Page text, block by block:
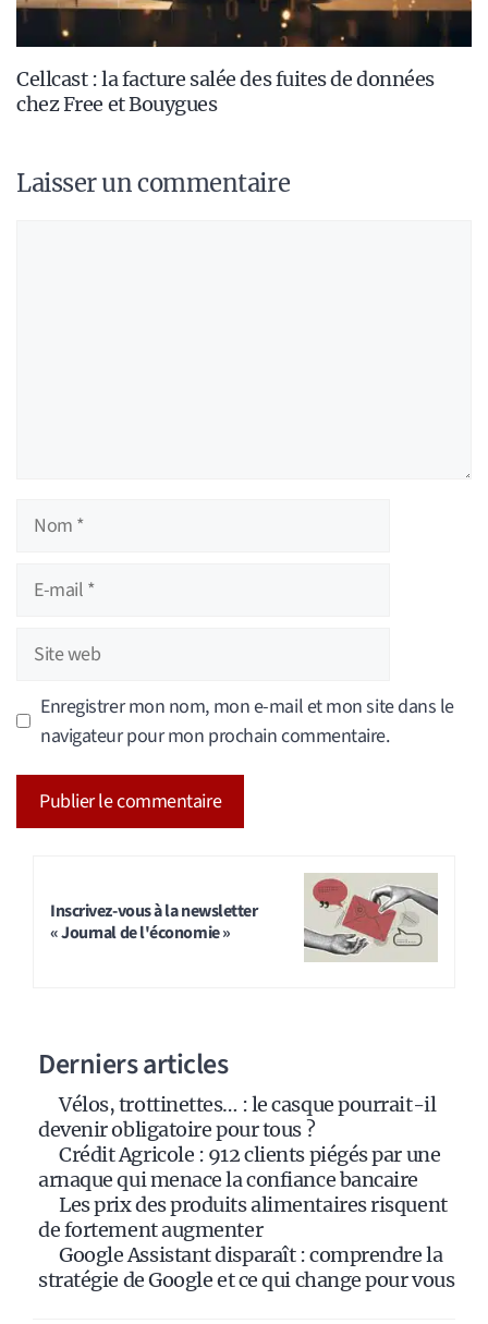
Cellcast : la facture salée des fuites de données
chez Free et Bouygues
Laisser un commentaire
Nom
Site
web
Enregistrer mon nom, mon e-mail et mon site dans le
navigateur pour mon prochain commentaire.
Inscrivez-vous à la newsletter
« Journal de l'économie »
Derniers articles
Vélos, trottinettes… : le casque pourrait-il
devenir obligatoire pour tous ?
Crédit Agricole : 912 clients piégés par une
arnaque qui menace la confiance bancaire
Les prix des produits alimentaires risquent
de fortement augmenter
Google Assistant disparaît : comprendre la
stratégie de Google et ce qui change pour vous